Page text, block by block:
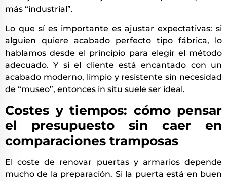
más “industrial”.
Lo que sí es importante es ajustar expectativas: si
alguien quiere acabado perfecto tipo fábrica, lo
hablamos desde el principio para elegir el método
adecuado. Y si el cliente está encantado con un
acabado moderno, limpio y resistente sin necesidad
de “museo”, entonces in situ suele ser ideal.
Costes y tiempos: cómo pensar
el presupuesto sin caer en
comparaciones tramposas
El coste de renovar puertas y armarios depende
mucho de la preparación. Si la puerta está en buen